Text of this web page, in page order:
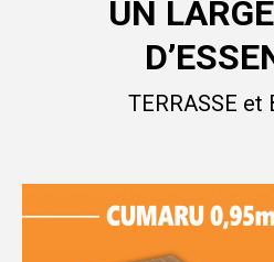
UN
TERRASSE et